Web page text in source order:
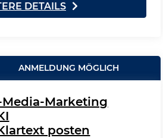
DETAILS
ANMELDUNG MÖGLICH
Marketing
posten